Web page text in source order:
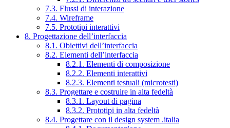
7.3. Flussi di interazione
7.4. Wireframe
7.5. Prototipi interattivi
8. Progettazione dell’interfaccia
8.1. Obiettivi dell’interfaccia
8.2. Elementi dell’interfaccia
8.2.1. Elementi di composizione
8.2.2. Elementi interattivi
8.2.3. Elementi testuali (microtesti)
8.3. Progettare e costruire in alta fedeltà
8.3.1. Layout di pagina
8.3.2. Prototipi in alta fedeltà
8.4. Progettare con il design system .italia